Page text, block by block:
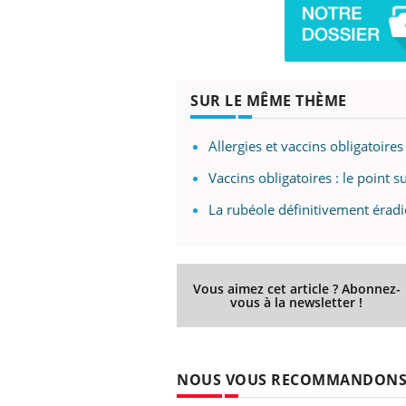
SUR LE MÊME THÈME
Allergies et vaccins
Vaccins obligatoires : le point
La rubéole définitivement
Vous aimez cet article ? Abonnez-
vous à la newsletter !
NOUS VOUS RECOMMANDONS
Carence en fer : comprendre pour
Youtube
même alopécie… Les symptômes de la
carence en fer sont multiples ce qui la rend